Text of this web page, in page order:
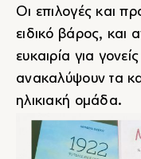
Oι επιλογές και
ειδικό βάρος, και
ευκαιρία για
ανακαλύψουν τα
ηλικιακή ομάδα.